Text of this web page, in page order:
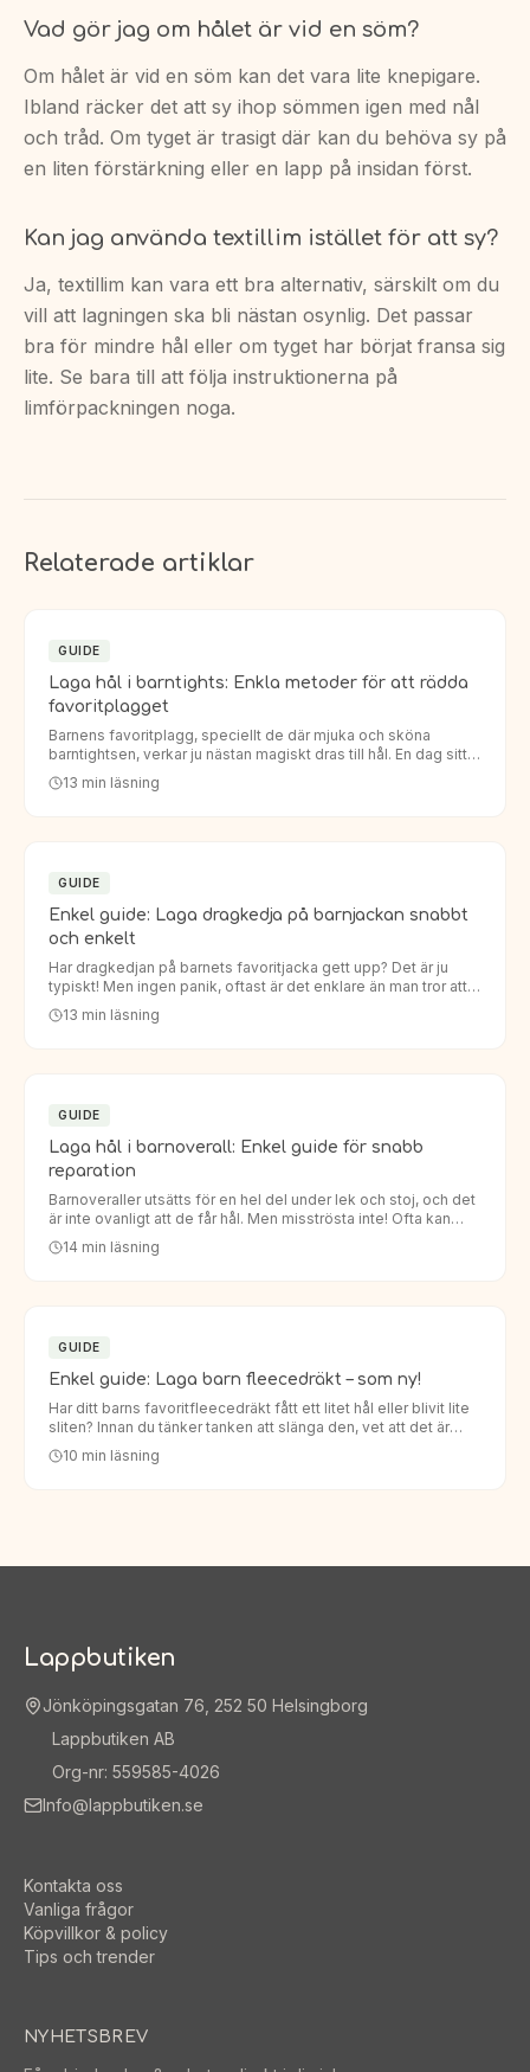
Vad gör jag om hålet är vid en söm?
Om hålet är vid en söm kan det vara lite knepigare.
Ibland räcker det att sy ihop sömmen igen med nål
och tråd. Om tyget är trasigt där kan du behöva sy på
en liten förstärkning eller en lapp på insidan först.
Kan jag använda textillim istället för att sy?
Ja, textillim kan vara ett bra alternativ, särskilt om du
vill att lagningen ska bli nästan osynlig. Det passar
bra för mindre hål eller om tyget har börjat fransa sig
lite. Se bara till att följa instruktionerna på
limförpackningen noga.
Relaterade artiklar
GUIDE
Laga hål i barntights: Enkla metoder för att rädda
favoritplagget
Barnens favoritplagg, speciellt de där mjuka och sköna
barntightsen, verkar ju nästan magiskt dras till hål. En dag sitter
de perfekt, nästa dag har knäna eller rumpan fått ett oö…
13 min läsning
GUIDE
Enkel guide: Laga dragkedja på barnjackan snabbt
och enkelt
Har dragkedjan på barnets favoritjacka gett upp? Det är ju
typiskt! Men ingen panik, oftast är det enklare än man tror att
laga dragkedja barnjacka. Istället för att köpa en helt…
13 min läsning
GUIDE
Laga hål i barnoverall: Enkel guide för snabb
reparation
Barnoveraller utsätts för en hel del under lek och stoj, och det
är inte ovanligt att de får hål. Men misströsta inte! Ofta kan
man enkelt laga hål i barnoverall så att den håller…
14 min läsning
GUIDE
Enkel guide: Laga barn fleecedräkt – som ny!
Har ditt barns favoritfleecedräkt fått ett litet hål eller blivit lite
sliten? Innan du tänker tanken att slänga den, vet att det är
enklare än du tror att laga den. Att laga barn…
10 min läsning
Lappbutiken
Jönköpingsgatan 76, 252 50 Helsingborg
Lappbutiken AB
Org-nr: 559585-4026
Info@lappbutiken.se
Kontakta oss
Vanliga frågor
Köpvillkor & policy
Tips och trender
NYHETSBREV